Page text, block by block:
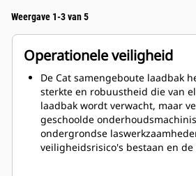
Weergave 1-3 van 5
Operationele veiligheid
De Cat samengeboute laadbak
sterkte en robuustheid die van
laadbak wordt verwacht, maar
geschoolde
ondergrondse
veiligheidsrisico's bestaan en